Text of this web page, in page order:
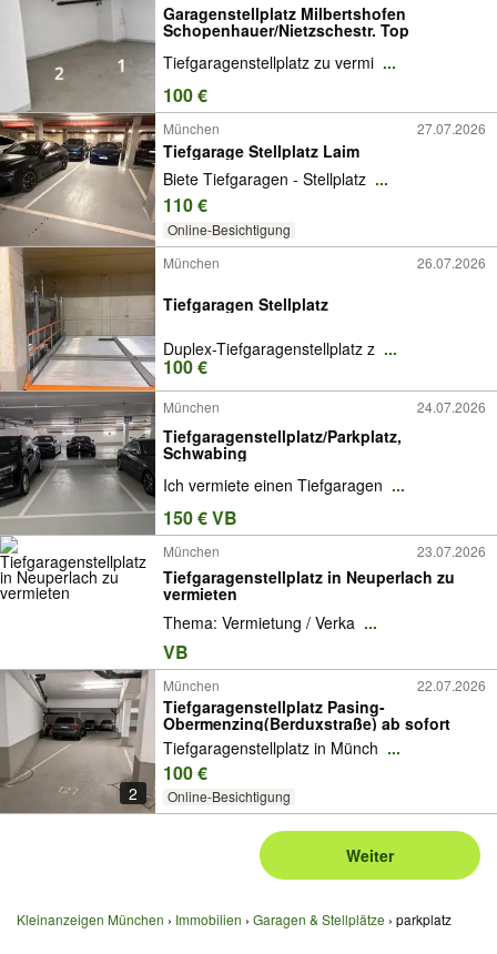
Garagenstellplatz Milbertshofen
Schopenhauer/Nietzschestr. Top
Tiefgaragenstellplatz zu vermi ...
100 €
München 27.07.2026
Tiefgarage Stellplatz Laim
Biete Tiefgaragen - Stellplatz ...
110 €
Online-Besichtigung
München
26.07.2026
Tiefgaragen Stellplatz
Duplex-Tiefgaragenstellplatz z ...
100 €
München 24.07.2026
Tiefgaragenstellplatz/Parkplatz,
Schwabing
Ich vermiete einen Tiefgaragen ...
150 € VB
München 23.07.2026
Tiefgaragenstellplatz in Neuperlach zu
vermieten
Thema: Vermietung / Verka ...
VB
2
München 22.07.2026
Tiefgaragenstellplatz Pasing-
Obermenzing(Berduxstraße) ab sofort
Tiefgaragenstellplatz in Münch ...
100 €
Online-Besichtigung
Weiter
Kleinanzeigen München Immobilien Garagen & Stellplätze parkplatz